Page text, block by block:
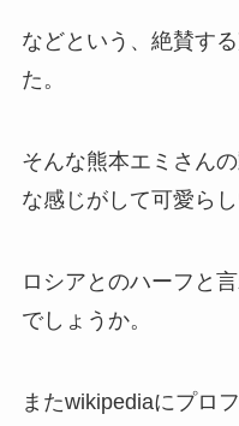
などという、絶賛す
た。
そんな熊本エミさん
な感じがして可愛らし
ロシアとのハーフと
でしょうか。
またwikipediaにプロ